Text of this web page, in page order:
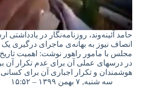
حامد آئینه‌وند، روزنامه‌نگار در یادداشتی
انصاف نیوز به بهانه‌ی ماجرای درگیری یک
مجلس با مامور راهور نوشت: اهمیت تاریخ
در درسهای عملی آن برای عدم تکرار آن
هوشمندان و تکرار اجباری آن برای
سه شنبه, ۷ بهمن ۱۳۹۹ – ۱۵:۵۲